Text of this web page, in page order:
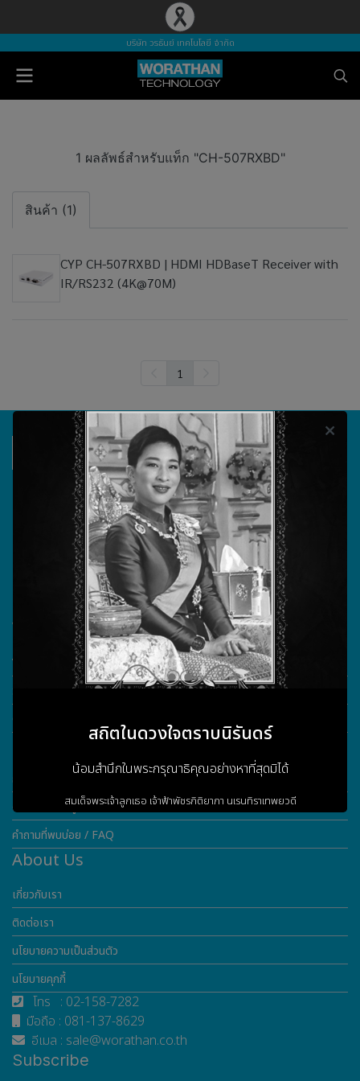
บริษัท วรธันย์ เทคโนโลยี จำกัด
1 ผลลัพธ์สำหรับแท็ก "CH-507RXBD"
สินค้า (1)
CYP CH-507RXBD | HDMI HDBaseT Receiver with
IR/RS232 (4K@70M)
1
บริษัท วรธันย์ เทคโนโลยี จำกัด
555/104 ถนนสุขาภิบาล 5 แขวงออเงิน เขตสายไหม
กรุงเทพมหานคร 10220
วันทำการ จันทร์ - ศุกร์ เวลา 08.30 - 17.30 น.
เลขประจำตัวผู้เสียภาษี 0105555180721
What More?
Video Conference
Smart Classroom
Online learning
Customer Service
การรับประกันสินค้า
ดาวน์โหลดข้อมูล
คำถามที่พบบ่อย / FAQ
About Us
เกี่ยวกับเรา
ติดต่อเรา
นโยบายความเป็นส่วนตัว
นโยบายคุกกี้
โทร : 02-158-7282
มือถือ : 081-137-8629
อีเมล : sale@worathan.co.th
Subscribe
สถิตในดวงใจตราบนิรันดร์
น้อมสำนึกในพระกรุณาธิคุณอย่างหาที่สุดมิได้
สมเด็จพระเจ้าลูกเธอ เจ้าฟ้าพัชรกิติยาภา นเรนทิราเทพยวดี
กรมหลวงราชสาริณีสิริพัชรมหาวัชรราชธิดา
เข้าสู่เว็บไซต์